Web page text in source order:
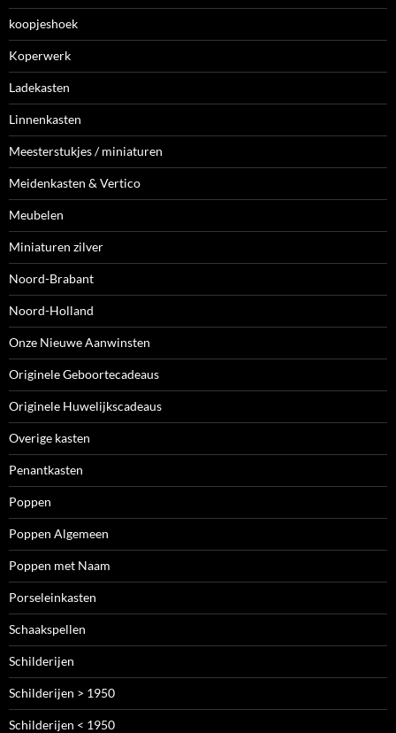
koopjeshoek
Koperwerk
Ladekasten
Linnenkasten
Meesterstukjes / miniaturen
Meidenkasten & Vertico
Meubelen
Miniaturen zilver
Noord-Brabant
Noord-Holland
Onze Nieuwe Aanwinsten
Originele Geboortecadeaus
Originele Huwelijkscadeaus
Overige kasten
Penantkasten
Poppen
Poppen Algemeen
Poppen met Naam
Porseleinkasten
Schaakspellen
Schilderijen
Schilderijen > 1950
Schilderijen < 1950